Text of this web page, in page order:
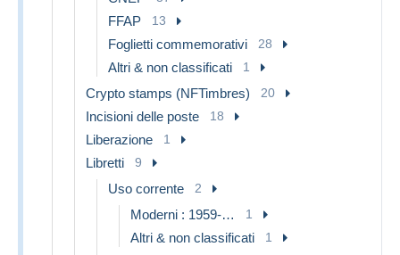
FFAP 13
Foglietti commemorativi 28
Altri & non classificati 1
Crypto stamps (NFTimbres) 20
Incisioni delle poste 18
Liberazione 1
Libretti 9
Uso corrente 2
Moderni : 1959-… 1
Altri & non classificati 1